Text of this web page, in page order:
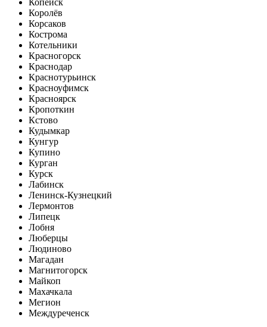
Королёв
Корсаков
Кострома
Котельники
Красногорск
Краснодар
Краснотурьинск
Красноуфимск
Красноярск
Кропоткин
Кстово
Кудымкар
Кунгур
Купино
Курган
Курск
Лабинск
Ленинск-Кузнецкий
Лермонтов
Липецк
Лобня
Люберцы
Людиново
Магадан
Магнитогорск
Майкоп
Махачкала
Мегион
Междуреченск